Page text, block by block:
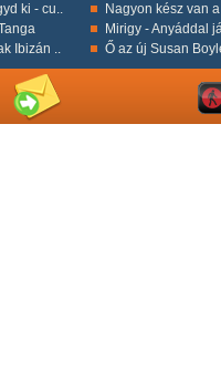
ki - cu.. Nagyon kész van
Mirigy - Anyáddal
Ibizán .. Ő az új Susan